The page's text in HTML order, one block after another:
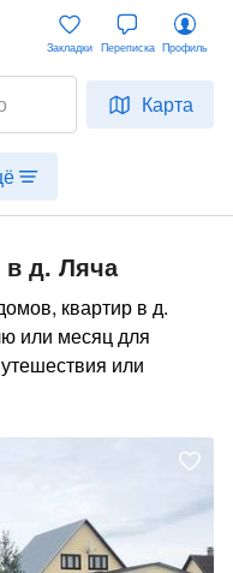
Карта
Закладки Переписка Профиль
в д. Ляча
квартир в д.
или месяц для
или